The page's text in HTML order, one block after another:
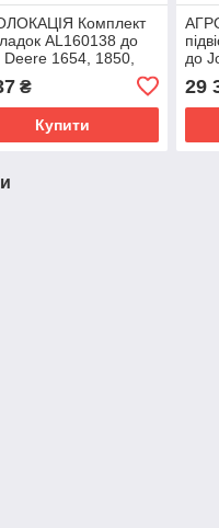
Комплект
AL160138 до
Deere 1654, 1850,
6210M, 6820,
₴
Купити
до
6M-
29